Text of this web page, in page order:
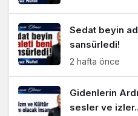
Sedat beyin
sansürledi!
2 hafta önce
Gidenlerin
sesler ve izler..